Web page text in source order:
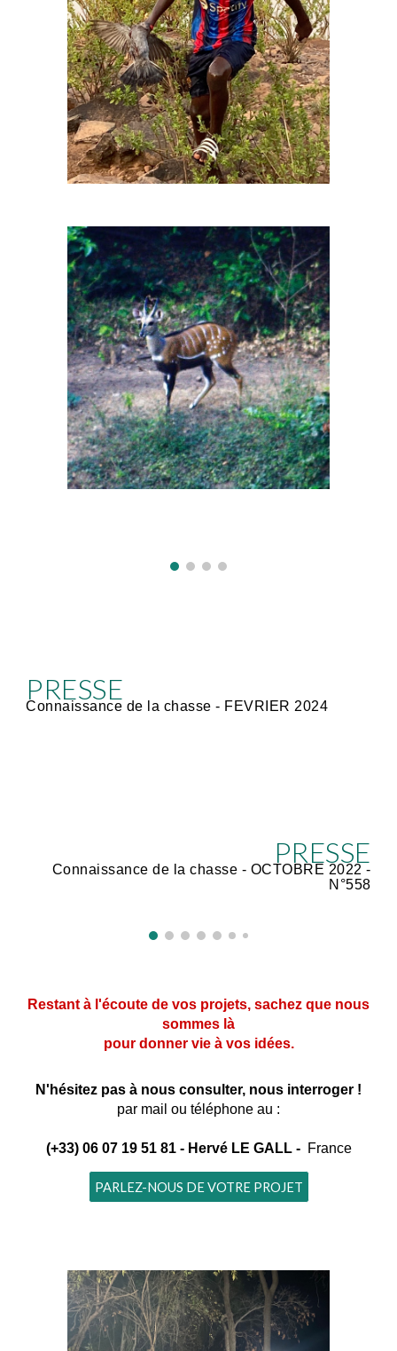
PRESSE
Connaissance de la chasse - FEVRIER 2024
PRESSE
Connaissance de la chasse - OCTOBRE 2022 -
N°558
Restant à l'écoute de vos projets, sachez que nous
sommes là
pour donner vie à vos idées.
N'hésitez pas à nous consulter, nous interroger !
par mail ou téléphone au :
(+33) 06 07 19 51 81 - Hervé LE GALL - France
PARLEZ-NOUS DE VOTRE PROJET